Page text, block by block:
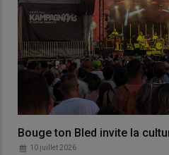
Bouge ton Bled invite la
10 juillet 2026